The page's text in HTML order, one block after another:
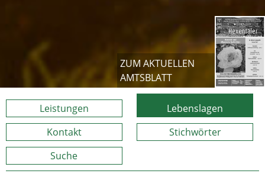
ZUM AKTUELLEN
AMTSBLATT
Leistungen
Lebenslagen
Kontakt
Stichwörter
Suche